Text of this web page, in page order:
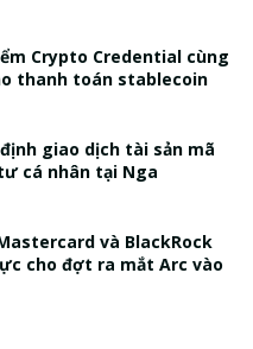
Crypto Credential cùng
thanh toán stablecoin
giao dịch tài sản mã
cá nhân tại Nga
và BlackRock
cho đợt ra mắt Arc vào